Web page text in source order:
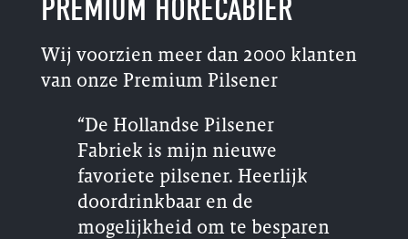
PREMIUM HORECABIER
Wij voorzien meer dan 2000 klanten
van onze Premium Pilsener
“De Hollandse Pilsener
Fabriek is mijn nieuwe
favoriete pilsener. Heerlijk
doordrinkbaar en de
mogelijkheid om te besparen